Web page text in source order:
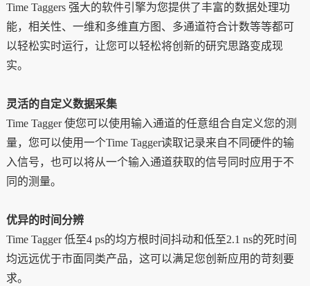
Time Taggers 强大的软件引擎为您提供了丰富的数据处理功
能，相关性、一维和多维直方图、多通道符合计数等等都可
以轻松实时运行，让您可以轻松将创新的研究思路变成现
实。
灵活的自定义数据采集
Time Tagger使您可以使用输入通道的任意组合自定义您的测
量，您可以使用一个Time Tagger读取记录来自不同硬件的输
入信号，也可以将从一个输入通道获取的信号同时应用于不
同的测量。
优异的时间分辨
Time Tagger低至4 ps的均方根时间抖动和低至2.1 ns的死时间
均远远优于市面同类产品，这可以满足您创新应用的苛刻要
求。